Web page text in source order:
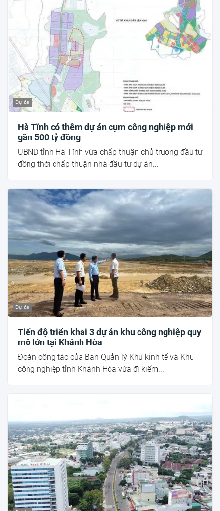
Dự án
Hà Tĩnh có thêm dự án cụm công nghiệp mới
gần 500 tỷ đồng
UBND tỉnh Hà Tĩnh vừa chấp thuận chủ trương đầu tư
đồng thời chấp thuận nhà đầu tư dự án...
Dự án
Tiến độ triển khai 3 dự án khu công nghiệp quy
mô lớn tại Khánh Hòa
Đoàn công tác của Ban Quản lý Khu kinh tế và Khu
công nghiệp tỉnh Khánh Hòa vừa đi kiểm...